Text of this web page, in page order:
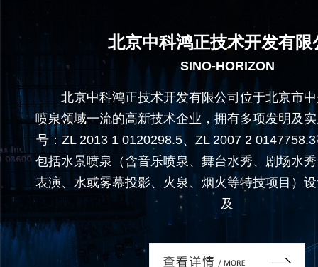
北京中科鸿正技术开发有限
SINO-HORIZON
北京中科鸿正技术开发有限公司位于北京市中
喷泉领域一流的高新技术企业，拥有多项发明及
号：ZL 2013 1 0120298.5、ZL 2007 2
包括水景喷泉（含音乐喷泉、舞台水秀、剧场水
表演、水或雾幕投影、火泉、烟火等特技项目）
及